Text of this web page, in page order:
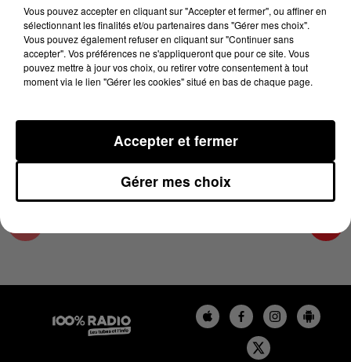
28 mars 2025 - 1 min 16 sec
L'AGENDA DE TOULOUSE DU 28/03/2025 À
07H53
L'agenda de Toulouse
Vous pouvez accepter en cliquant sur "Accepter et fermer", ou affiner en
sélectionnant les finalités et/ou partenaires dans "Gérer mes choix".
Vous pouvez également refuser en cliquant sur "Continuer sans
accepter". Vos préférences ne s'appliqueront que pour ce site. Vous
pouvez mettre à jour vos choix, ou retirer votre consentement à tout
moment via le lien "Gérer les cookies" situé en bas de chaque page.
Gérer mes choix
Accepter et fermer